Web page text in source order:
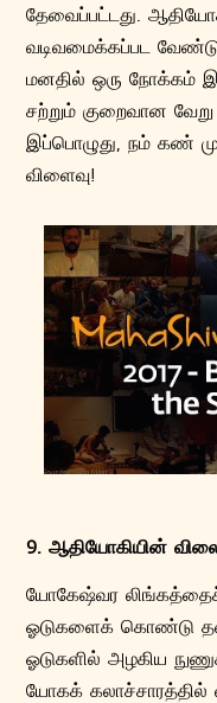
தேவைப்பட்டது.
வடிவமைக்கப்பட
மனதில் ஒரு நோக்கம்
சற்றும் குறைவான
இப்பொழுது, நம் கண்
விளைவு!
9. ஆதியோகியின்
யோகேஷ்வர லிங்கத்தைச்
ஓடுகளைக் கொண்டு
ஓடுகளில் அழகிய
யோகக் கலாச்சாரத்தில்